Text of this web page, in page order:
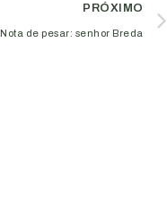
PRÓXIMO
Nota de pesar: senhor Breda